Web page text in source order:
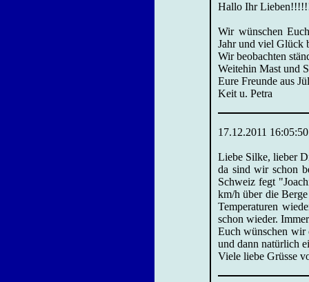
Hallo Ihr
Wir wünschen
Jahr und viel Glück
Wir beobachten
Weitehin Mast und
Eure Freunde aus
Keit u. Petra
17.12.2011 16:05:50
Liebe Silke, lieber
da sind wir schon
Schweiz fegt
km/h über die
Temperaturen
schon wieder.
Euch wünschen wir
und dann natürlich
Viele liebe Grüsse